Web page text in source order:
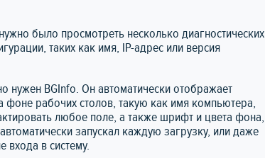
было просмотреть несколько диагностических
таких как имя, IP-адрес или версия
нужен BGInfo. Он автоматически отображает
рабочих столов, такую ​​как имя компьютера,
любое поле, а также шрифт и цвета фона,
запускал каждую загрузку, или даже
входа в систему.